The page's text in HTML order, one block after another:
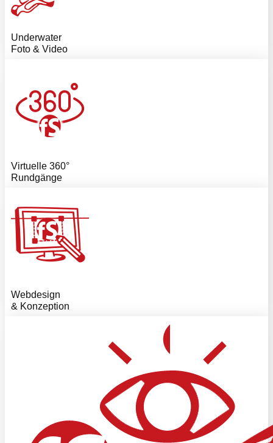
Underwater
Foto & Video
Virtuelle 360°
Rundgänge
Webdesign
& Konzeption